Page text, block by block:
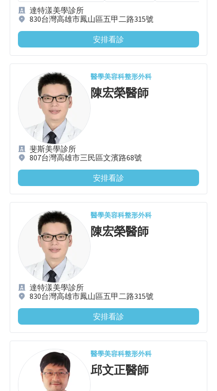
達特漾美學診所
830台灣高雄市鳳山區五甲二路315號
安排看診
醫學美容科整形外科
陳宏榮醫師
斐斯美學診所
807台灣高雄市三民區文濱路68號
安排看診
醫學美容科整形外科
陳宏榮醫師
達特漾美學診所
830台灣高雄市鳳山區五甲二路315號
安排看診
醫學美容科整形外科
邱文正醫師